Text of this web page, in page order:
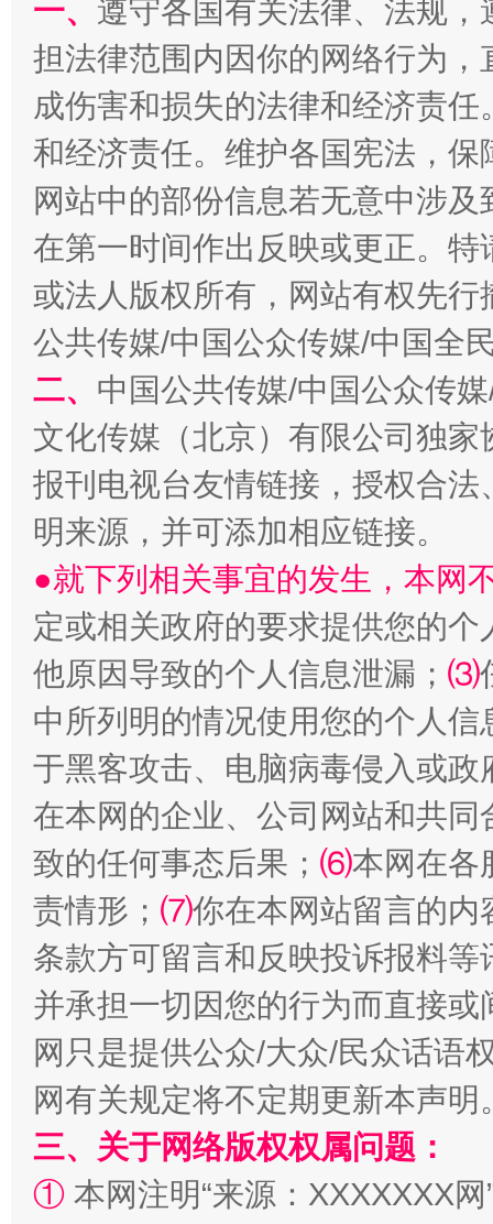
“刷贴”乱象丛生
揭批美国五大"原罪"
解纷+调解+退费，一次搞定
站台名比不上好声名
一、 遵守各国有关法律、法规
担法律范围内因你的网络行为
成伤害和损失的法律和经济责
和经济责任。维护各国宪法，
网站中的部份信息若无意中涉
在第一时间作出反映或更正。
或法人版权所有，网站有权先
公共传媒/中国公众传媒/中国全
二、 中国公共传媒/中国公众传
文化传媒（北京）有限公司独
报刊电视台友情链接，授权合
明来源，并可添加相应链接。
●就下列相关事宜的发生，本网
定或相关政府的要求提供您的个
他原因导致的个人信息泄漏； ⑶
中所列明的情况使用您的个人
于黑客攻击、电脑病毒侵入或
在本网的企业、公司网站和共
致的任何事态后果； ⑹本网在各
责情形； ⑺你在本网站留言的内
条款方可留言和反映投诉报料
并承担一切因您的行为而直接
网只是提供公众/大众/民众话语
网有关规定将不定期更新本声明
三、关于网络版权权属问题：
① 本网注明“来源：XXXXXXX